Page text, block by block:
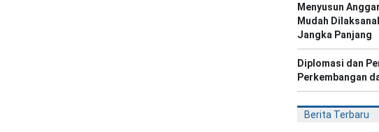
Menyusun
Mudah
Jangka Panjang
Diplomasi dan
Perkembangan
Berita Terbaru